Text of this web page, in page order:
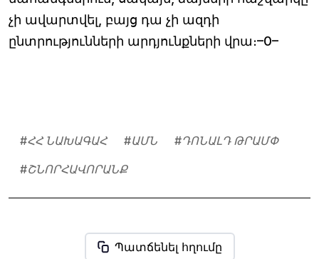
չի ավարտվել, բայց դա չի ազդի
ընտրությունների արդյունքների վրա։–0–
#ՀՀ ՆԱԽԱԳԱՀ #ԱՄՆ #ԴՈՆԱԼԴ ԹՐԱՄՓ
#ՇՆՈՐՀԱՎՈՐԱՆՔ
Պատճենել հղումը